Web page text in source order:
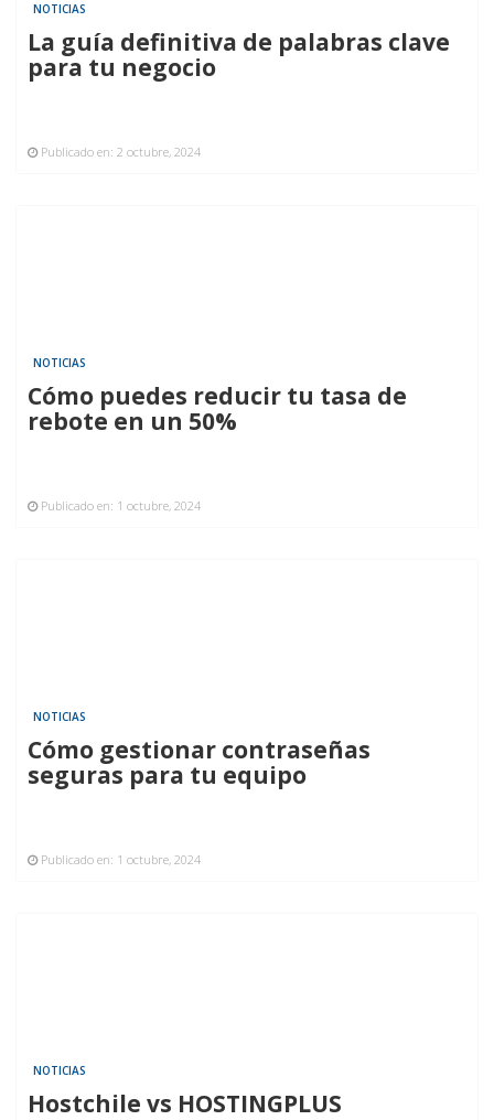
NOTICIAS
La guía definitiva de palabras clave
para tu negocio
Publicado en: 2 octubre, 2024
NOTICIAS
Cómo puedes reducir tu tasa de
rebote en un 50%
Publicado en: 1 octubre, 2024
NOTICIAS
Cómo gestionar contraseñas
seguras para tu equipo
Publicado en: 1 octubre, 2024
NOTICIAS
Hostchile vs HOSTINGPLUS